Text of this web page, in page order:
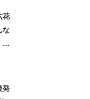
花
な
発